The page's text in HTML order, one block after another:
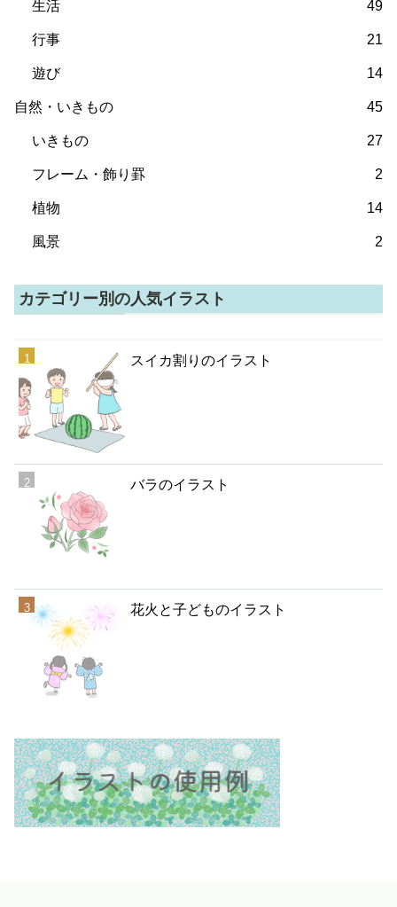
生活 49
行事 21
遊び 14
自然・いきもの 45
いきもの 27
フレーム・飾り罫 2
植物 14
風景 2
カテゴリー別の人気イラスト
スイカ割りのイラスト
バラのイラスト
花火と子どものイラスト